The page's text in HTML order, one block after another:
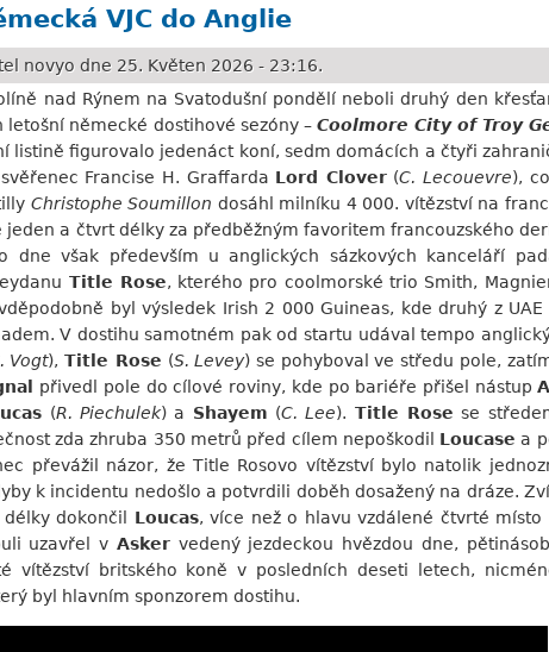
VJC do Anglie
novyo dne 25. Květen 2026 - 23:16.
nad Rýnem na Svatodušní pondělí neboli druhý den
letošní německé dostihové sezóny – Coolmore City of Troy
listině figurovalo jedenáct koní, sedm domácích a čtyři
Francise H. Graffarda Lord Clover(C. Lecouevre),
Christophe Soumillon dosáhl milníku 4 000. vítězství na
jeden a čtvrt délky za předběžným favoritem francouzského
dne však především u anglických sázkových kanceláří
Title Rose, kterého pro coolmorské trio Smith,
byl výsledek Irish 2 000 Guineas, kde druhý z
V dostihu samotném pak od startu udával tempo
Vogt),Title Rose (S. Levey) se pohyboval ve středu pole,
přivedl pole do cílové roviny, kde po bariéře přišel nástup
(R. Piechulek) a Shayem (C. Lee). Title Rose se
zda zhruba 350 metrů před cílem nepoškodil Loucase a
převážil názor, že Title Rosovo vítězství bylo natolik
k incidentu nedošlo a potvrdili doběh dosažený na dráze.
dokončil Loucas, více než o hlavu vzdálené čtvrté
uzavřel v Askervedený jezdeckou hvězdou dne,
vítězství britského koně v posledních deseti letech,
byl hlavním sponzorem dostihu.